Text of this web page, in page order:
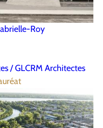
Roy
/ GLCRM Architectes